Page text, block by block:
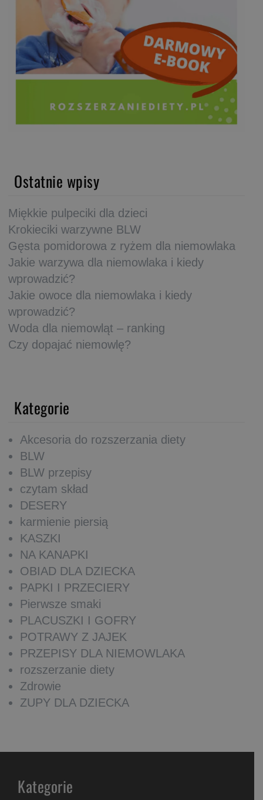
Ostatnie wpisy
Miękkie pulpeciki dla dzieci
Krokieciki warzywne BLW
Gęsta pomidorowa z ryżem dla niemowlaka
Jakie warzywa dla niemowlaka i kiedy
wprowadzić?
Jakie owoce dla niemowlaka i kiedy
wprowadzić?
Woda dla niemowląt – ranking
Czy dopajać niemowlę?
Kategorie
Akcesoria do rozszerzania diety
BLW
BLW przepisy
czytam skład
DESERY
karmienie piersią
KASZKI
NA KANAPKI
OBIAD DLA DZIECKA
PAPKI I PRZECIERY
Pierwsze smaki
PLACUSZKI I GOFRY
POTRAWY Z JAJEK
PRZEPISY DLA NIEMOWLAKA
rozszerzanie diety
Zdrowie
ZUPY DLA DZIECKA
Kategorie